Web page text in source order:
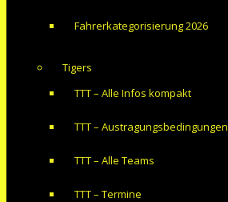
Fahrerkategorisierung 2026
Tigers
TTT – Alle Infos kompakt
TTT – Austragungsbedingungen
TTT – Alle Teams
TTT – Termine